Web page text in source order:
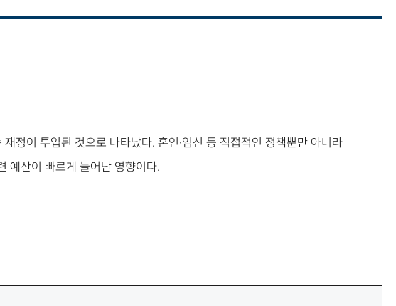
정이 투입된 것으로 나타났다. 혼인·임신 등 직접적인 정책뿐만 아니라
예산이 빠르게 늘어난 영향이다.